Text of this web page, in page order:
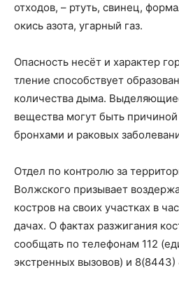
отходов, – ртуть, свинец,
окись азота, угарный газ.
Опасность несёт и характер
тление способствует
количества дыма.
вещества могут быть
бронхами и раковых
Отдел по контролю за
Волжского призывает
костров на своих участках в
дачах. О фактах разжигания
сообщать по телефонам 112
экстренных вызовов) и 8(8443)